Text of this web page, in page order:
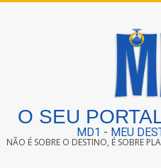
O SEU
MD1 - MEU
NÃO É SOBRE O DESTINO, É SOBRE